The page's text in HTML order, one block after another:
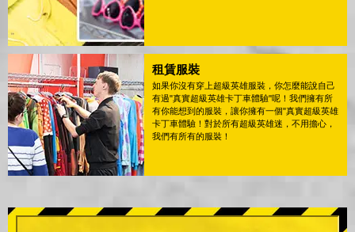
租賃服裝
如果你沒有穿上超級英雄服裝，你怎麼能說自己
有過"真實超級英雄卡丁車體驗"呢！我們擁有所
有你能想到的服裝，讓你擁有一個"真實超級英雄
卡丁車體驗！對於所有超級英雄迷，不用擔心，
我們有所有的服裝！